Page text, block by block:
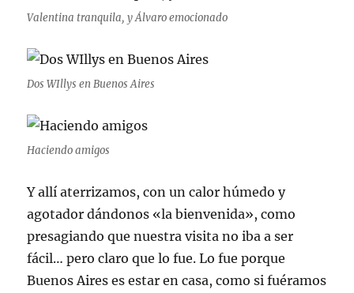
Valentina tranquila, y Álvaro emocionado
Dos WIllys en Buenos Aires
Haciendo amigos
Y allí aterrizamos, con un calor húmedo y
agotador dándonos «la bienvenida», como
presagiando que nuestra visita no iba a ser
fácil… pero claro que lo fue. Lo fue porque
Buenos Aires es estar en casa, como si fuéramos